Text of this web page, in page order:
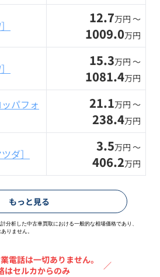
12.7万円 〜
1009.0万円
15.3万円 〜
1081.4万円
パフォ
21.1万円 〜
238.4万円
ダ］ 3.5万円 〜
406.2万円
もっと見る
分析した中古車買取における一般的な相場価格であり、
りません。
電話は一切ありません。
はセルカからのみ
／